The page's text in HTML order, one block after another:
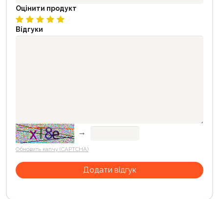
Оцінити продукт
Відгуки
→
Обновить капчу (CAPTCHA)